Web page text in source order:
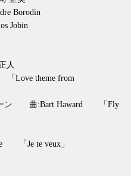
Borodin
Jobin
人
Love theme from
ン 曲:Bart Haward 「Fly
「Je te veux」